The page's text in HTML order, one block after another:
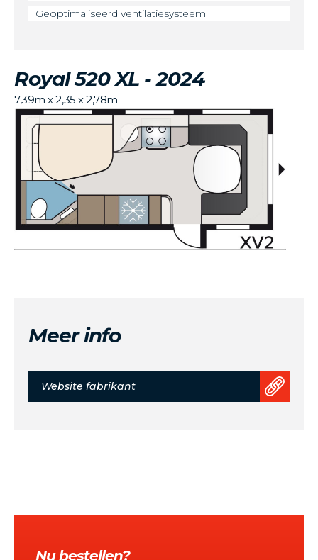
Geoptimaliseerd ventilatiesysteem
Royal 520 XL - 2024
7,39m x 2,35 x 2,78m
Meer info
Website fabrikant
Nu bestellen?